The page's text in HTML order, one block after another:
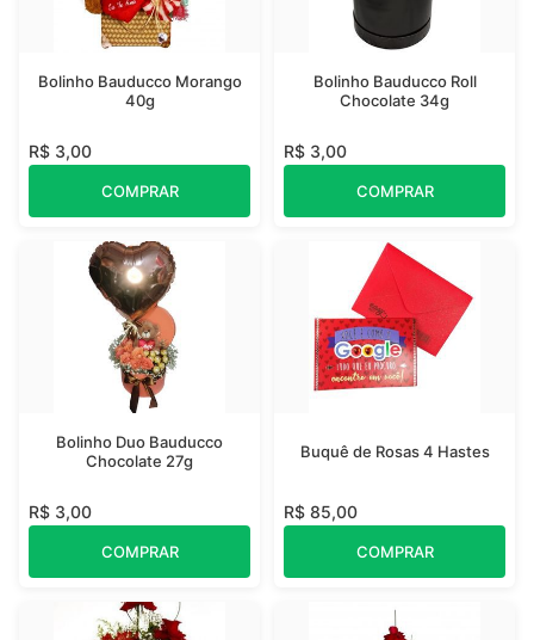
Bolinho Bauducco Morango
40g
R$ 3,00
COMPRAR
Bolinho Bauducco Roll
Chocolate 34g
R$ 3,00
COMPRAR
Bolinho Duo Bauducco
Chocolate 27g
R$ 3,00
COMPRAR
Buquê de Rosas 4 Hastes
R$ 85,00
COMPRAR